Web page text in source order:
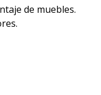
de muebles.